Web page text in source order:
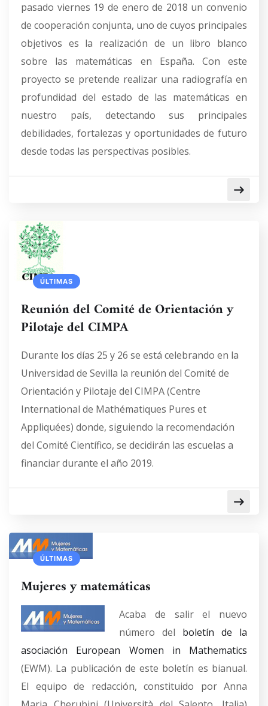
pasado viernes 19 de enero de 2018 un convenio
de cooperación conjunta, uno de cuyos principales
objetivos es la realización de un libro blanco
sobre las matemáticas en España. Con este
proyecto se pretende realizar una radiografía en
profundidad del estado de las matemáticas en
nuestro país, detectando sus principales
debilidades, fortalezas y oportunidades de futuro
desde todas las perspectivas posibles.
ÚLTIMAS
Reunión del Comité de Orientación y
Pilotaje del CIMPA
Durante los días 25 y 26 se está celebrando en la
Universidad de Sevilla la reunión del Comité de
Orientación y Pilotaje del CIMPA (Centre
International de Mathématiques Pures et
Appliquées) donde, siguiendo la recomendación
del Comité Científico, se decidirán las escuelas a
financiar durante el año 2019.
ÚLTIMAS
Mujeres y matemáticas
Acaba de salir el nuevo
número del boletín de la
asociación European Women in Mathematics
(EWM). La publicación de este boletín es bianual.
El equipo de redacción, constituido por Anna